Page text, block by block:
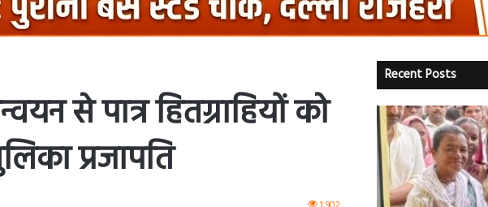
से पात्र हितग्राहियों को
प्रजापति
Recent Posts